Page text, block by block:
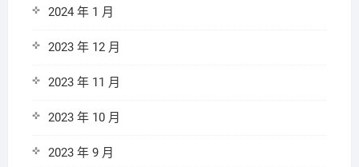
2024 年 1 月
2023 年 12 月
2023 年 11 月
2023 年 10 月
2023 年 9 月